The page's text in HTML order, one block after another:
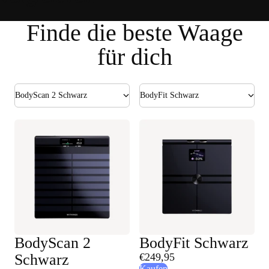
Finde die beste Waage
für dich
BodyScan 2 Schwarz BodyFit Schwarz
BodyScan 2
Schwarz
BodyFit Schwarz
€249,95